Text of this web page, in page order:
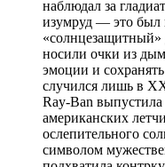
наблюдал за
изумруд — это был
«солнцезащитный»
носили очки из
эмоции и
случился лишь в
Ray-Ban
американских
ослепительного
символом